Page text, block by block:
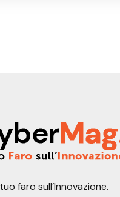
faro sull’Innovazione.